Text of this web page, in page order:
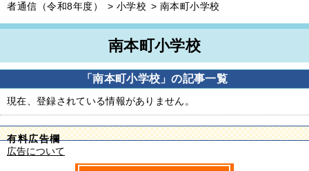
者通信（令和8年度）
> 小学校 > 南本町小学校
南本町小学校
「南本町小学校」の記事一覧
現在、登録されている情報がありません。
有料広告欄
広告について